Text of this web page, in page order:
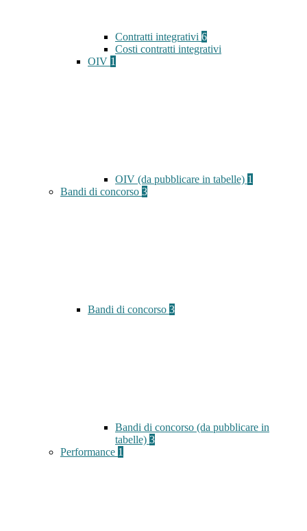
Contratti integrativi 6
Costi contratti integrativi
OIV 1
OIV (da pubblicare in tabelle) 1
Bandi di concorso 3
Bandi di concorso 3
Bandi di concorso (da pubblicare in
tabelle) 3
Performance 1